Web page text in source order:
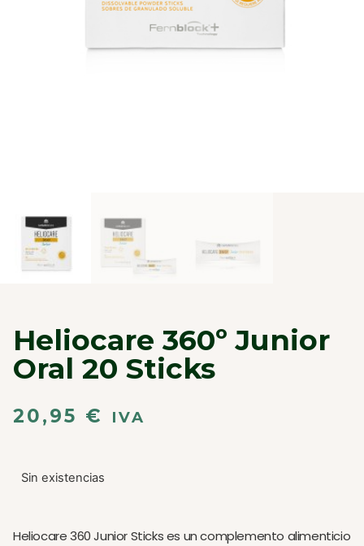
Heliocare 360º Junior
Oral 20 Sticks
20,95 € IVA
Sin existencias
Heliocare 360 Junior Sticks es un complemento alimenticio